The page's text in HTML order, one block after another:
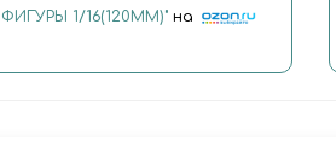
1/16(120ММ)"на